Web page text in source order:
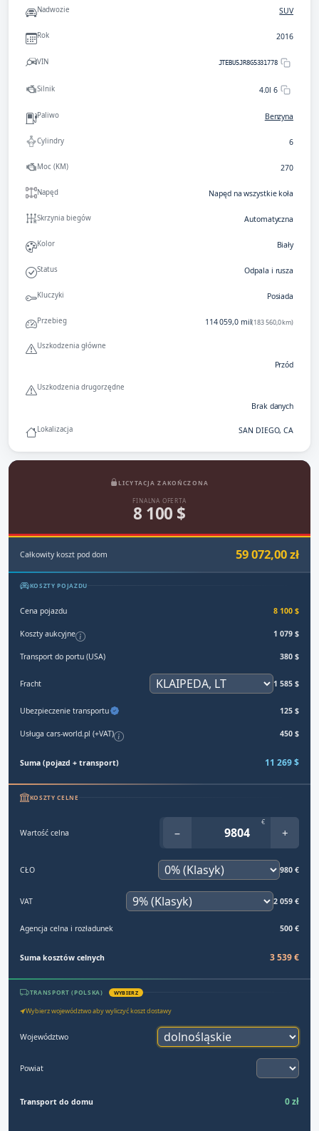
Nadwozie SUV
Rok 2016
VIN JTEBU5JR8G5331778
Silnik 4.0l 6
Paliwo Benzyna
Cylindry 6
Moc (KM) 270
Napęd Napęd na wszystkie koła
Skrzynia biegów Automatyczna
Kolor Biały
Status Odpala i rusza
Kluczyki Posiada
Przebieg 114 059,0 mil(183 560,0 km)
Uszkodzenia główne
Przód
Uszkodzenia drugorzędne
Brak danych
Lokalizacja SAN DIEGO, CA
LICYTACJA ZAKOŃCZONA
FINALNA OFERTA
8 100 $
Całkowity koszt pod dom 59 072,00 zł
KOSZTY POJAZDU
Cena pojazdu 8 100 $
Koszty aukcyjne 1 079 $
Transport do portu (USA) 380 $
Fracht 1 585 $
Ubezpieczenie transportu 125 $
Usługa cars-world.pl (+VAT) 450 $
Suma (pojazd + transport) 11 269 $
KOSZTY CELNE
Wartość celna −
€
+
CŁO 980 €
VAT 2 059 €
Agencja celna i rozładunek 500 €
Suma kosztów celnych 3 539 €
TRANSPORT (POLSKA) WYBIERZ
Wybierz województwo aby wyliczyć koszt dostawy
Województwo
Powiat
Transport do domu 0 zł